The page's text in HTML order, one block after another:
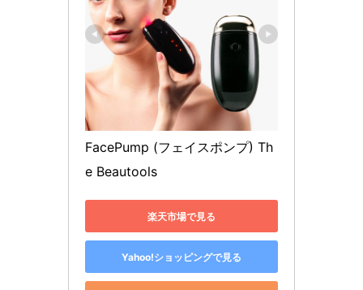
FacePump (フェイスポンプ) Th
e Beautools
楽天市場で見る
Yahoo!ショッピングで見る